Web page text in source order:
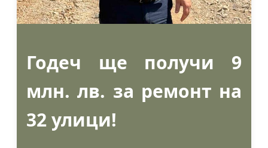
Годеч ще получи 9
млн. лв. за ремонт на
32 улици!